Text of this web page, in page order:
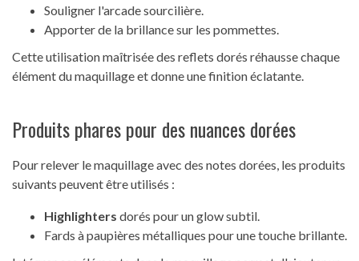
Souligner l'arcade sourcilière.
Apporter de la brillance sur les pommettes.
Cette utilisation maîtrisée des reflets dorés réhausse chaque
élément du maquillage et donne une finition éclatante.
Produits phares pour des nuances dorées
Pour relever le maquillage avec des notes dorées, les produits
suivants peuvent être utilisés :
Highlighters dorés pour un glow subtil.
Fards à paupières métalliques pour une touche brillante.